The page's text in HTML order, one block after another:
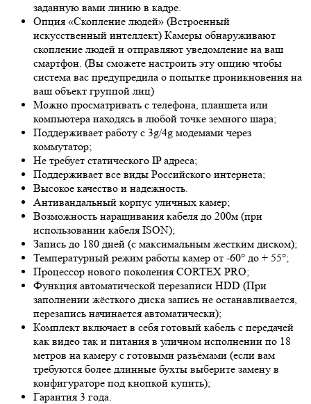
заданную вами линию в кадре.
Опция «Скопление людей» (Встроенный
искусственный интеллект) Камеры обнаруживают
скопление людей и отправляют уведомление на ваш
смартфон. (Вы сможете настроить эту опцию чтобы
система вас предупредила о попытке проникновения на
ваш объект группой лиц)
Можно просматривать с телефона, планшета или
компьютера находясь в любой точке земного шара;
Поддерживает работу с 3g/4g модемами через
коммутатор;
Не требует статического IP адреса;
Поддерживает все виды Российского интернета;
Высокое качество и надежность.
Антивандальный корпус уличных камер;
Возможность наращивания кабеля до 200м (при
использовании кабеля ISON);
Запись до 180 дней (с максимальным жестким диском);
Температурный режим работы камер от -60° до + 55°;
Процессор нового поколения CORTEX PRO;
Функция автоматической перезаписи HDD (При
заполнении жёсткого диска запись не останавливается,
перезапись начинается автоматически);
Комплект включает в себя готовый кабель с передачей
как видео так и питания в уличном исполнении по 18
метров на камеру с готовыми разъёмами (если вам
требуются более длинные бухты выберите замену в
конфигураторе под кнопкой купить);
Гарантия 3 года.